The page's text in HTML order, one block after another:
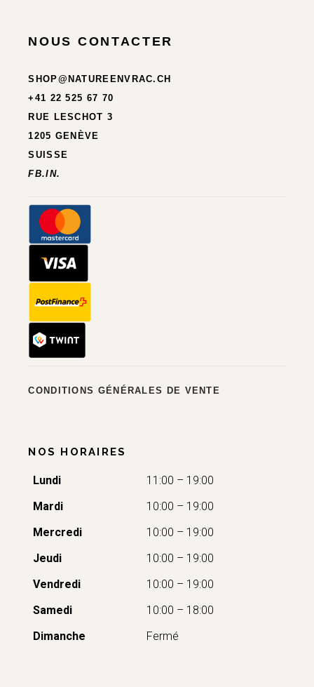
NOUS CONTACTER
SHOP@NATUREENVRAC.CH
+41 22 525 67 70
RUE LESCHOT 3
1205 GENÈVE
SUISSE
FB.IN.
CONDITIONS GÉNÉRALES DE VENTE
NOS HORAIRES
Lundi
11:00 – 19:00
Mardi
10:00 – 19:00
Mercredi
10:00 – 19:00
Jeudi
10:00 – 19:00
Vendredi
10:00 – 19:00
Samedi
10:00 – 18:00
Dimanche
Fermé